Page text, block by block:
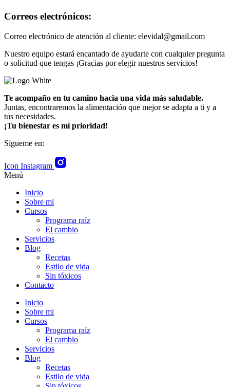
Correos electrónicos:
Correo electrónico de atención al cliente: elevidal@gmail.com
Nuestro equipo estará encantado de ayudarte con cualquier pregunta
o solicitud que tengas ¡Gracias por elegir nuestros servicios!
Te acompaño en tu camino hacia una vida más saludable.
Juntas, encontraremos la alimentación que mejor se adapta a ti y a
tus necesidades.
¡Tu bienestar es mi prioridad!
Sígueme en:
Icon Instagram
Menú
Inicio
Sobre mi
Cursos
Programa raíz
El cambio
Servicios
Blog
Recetas
Estilo de vida
Sin tóxicos
Contacto
Inicio
Sobre mi
Cursos
Programa raíz
El cambio
Servicios
Blog
Recetas
Estilo de vida